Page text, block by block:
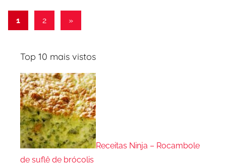
Paginação
posts
1 2
Post
»
Top 10 mais vistos
Receitas Ninja – Rocambole
de suflê de brócolis